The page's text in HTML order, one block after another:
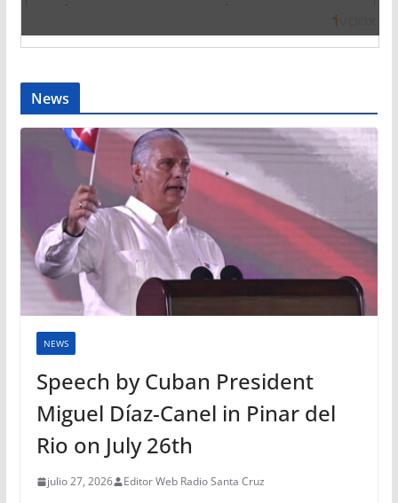
News
NEWS
Speech by Cuban President
Miguel Díaz-Canel in Pinar del
Rio on July 26th
julio 27, 2026 Editor Web Radio Santa Cruz